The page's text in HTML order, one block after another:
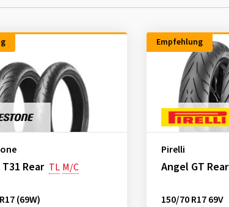
Rear TL M/C
(69W)
Empfehlung
Pirelli
Angel GT Rear
150/70 R17 69V